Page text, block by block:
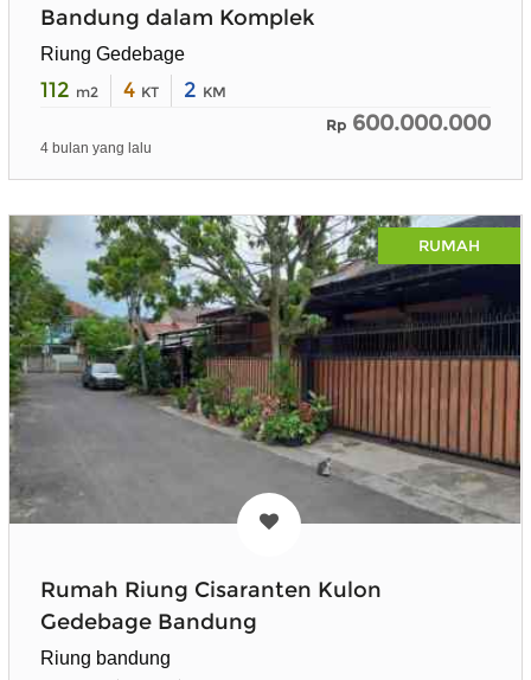
Bandung dalam Komplek
Riung Gedebage
112 m2 4 KT 2 KM
Rp 600.000.000
4 bulan yang lalu
RUMAH
Rumah Riung Cisaranten Kulon
Gedebage Bandung
Riung bandung